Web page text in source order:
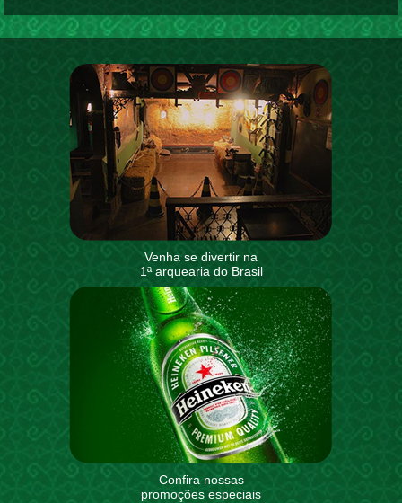
Venha se divertir na
1ª arquearia do Brasil
Confira nossas
promoções especiais